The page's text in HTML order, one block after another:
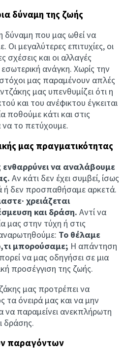
δύναμη της ζωής
δύναμη που μας ωθεί να
μεγαλύτερες επιτυχίες, οι
σχέσεις και οι αλλαγές
ανάγκη. Χωρίς την
μας παραμένουν απλές
μας υπενθυμίζει ότι η
και του ανέφικτου έγκειται
ποθούμε κάτι και στις
να το πετύχουμε.
μας πραγματικότητας
ενθαρρύνει να αναλάβουμε
Αν κάτι δεν έχει συμβεί, ίσως
ή δεν προσπαθήσαμε αρκετά.
χρειάζεται
και δράση. Αντί να
μας στην τύχη ή στις
Το θέλαμε
μπορούσαμε; Η απάντηση
να μας οδηγήσει σε μια
προσέγγιση της ζωής.
μας προτρέπει να
όνειρά μας και να μην
να παραμείνει ανεκπλήρωτη
δράσης.
παραγόντων